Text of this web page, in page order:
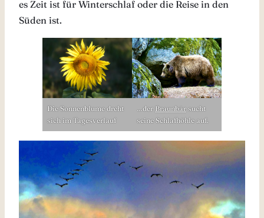
es Zeit ist für Winterschlaf oder die Reise in den
Süden ist.
Die Sonnenblume dreht
sich im Tagesverlauf
…der Braunbär sucht
seine Schlafhöhle auf.